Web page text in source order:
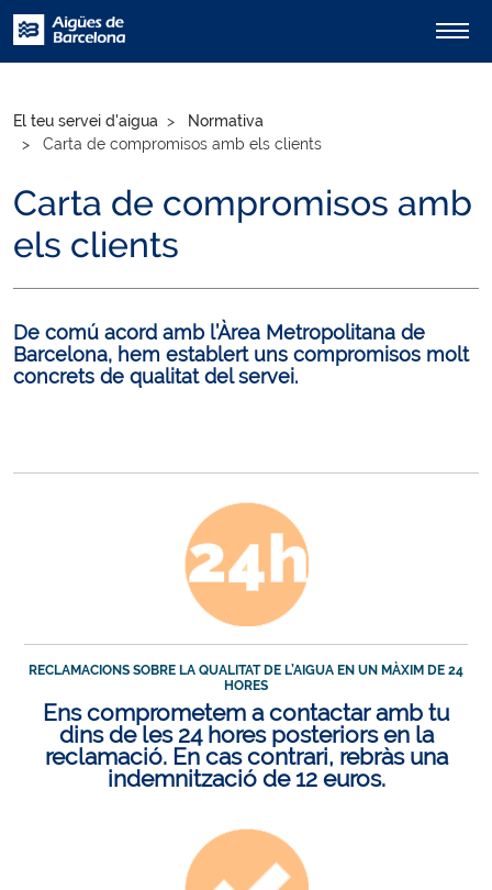
El teu servei d'aigua
Normativa
Carta de compromisos amb els clients
Carta de compromisos amb
els clients
De comú acord amb l’Àrea Metropolitana de
Barcelona, hem establert uns compromisos molt
concrets de qualitat del servei.
RECLAMACIONS SOBRE LA QUALITAT DE L’AIGUA EN UN MÀXIM DE 24
HORES
Ens comprometem a contactar amb tu
dins de les 24 hores posteriors en la
reclamació. En cas contrari, rebràs una
indemnització de 12 euros.